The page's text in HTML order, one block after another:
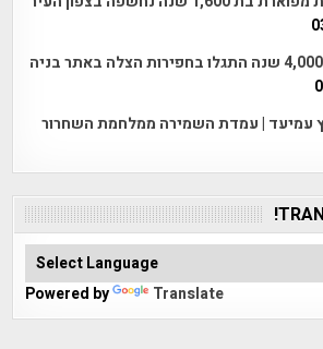
פתילות קדומות בנות 4,000 שנה התגלו בחפירות הצלה באתר בניה
עמיעד | עמדת השמירה ממלחמת השחרור
Powered by Translate